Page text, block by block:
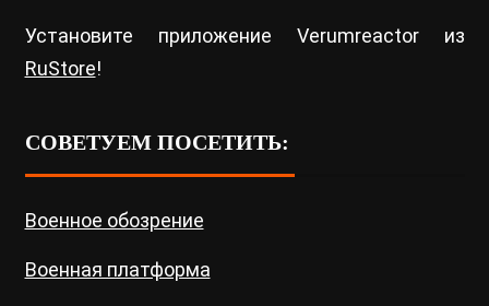
Установите приложение Verumreactor из
RuStore!
СОВЕТУЕМ ПОСЕТИТЬ:
Военное обозрение
Военная платформа